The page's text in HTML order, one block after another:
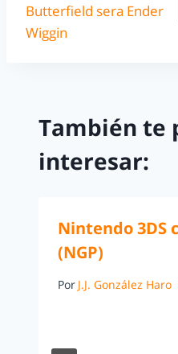
Butterfield sera Ender
Wiggin
También te
interesar:
Nintendo 3DS
(NGP)
Por J.J. González Haro